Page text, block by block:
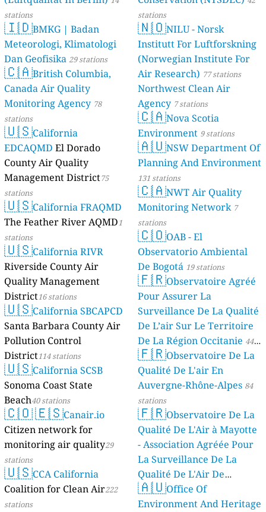
stations
🇮🇩BMKG | Badan
Meteorologi, Klimatologi
Dan Geofisika 29 stations
🇨🇦British Columbia,
Canada Air Quality
Monitoring Agency 78
stations
🇺🇸California
EDCAQMD El Dorado
County Air Quality
Management District75
stations
🇺🇸California FRAQMD
The Feather River AQMD1
stations
🇺🇸California RIVR
Riverside County Air
Quality Management
District16 stations
🇺🇸California SBCAPCD
Santa Barbara County Air
Pollution Control
District114 stations
🇺🇸California SCSB
Sonoma Coast State
Beach40 stations
🇨🇴🇪🇸Canair.io
Citizen network for
monitoring air quality29
stations
🇺🇸CCA California
Coalition for Clean Air222
stations
stations
🇳🇴NILU - Norsk
Institutt For Luftforskning
(Norwegian Institute For
Air Research) 77 stations
Northwest Clean Air
Agency 7 stations
🇨🇦Nova Scotia
Environment 9 stations
🇦🇺NSW Department Of
Planning And Environment
131 stations
🇨🇦NWT Air Quality
Monitoring Network 7
stations
🇨🇴OAB - El
Observatorio Ambiental
De Bogotá 19 stations
🇫🇷Observatoire Agréé
Pour Assurer La
Surveillance De La Qualité
De L’air Sur Le Territoire
De La Région Occitanie 44
stations
🇫🇷Observatoire De La
Qualité De L'air En
Auvergne-Rhône-Alpes 84
stations
🇫🇷Observatoire De La
Qualité De L'Air à Mayotte
- Association Agréée Pour
La Surveillance De La
Qualité De L'Air De
Mayotte 4 stations
🇦🇺Office Of
Environment And Heritage